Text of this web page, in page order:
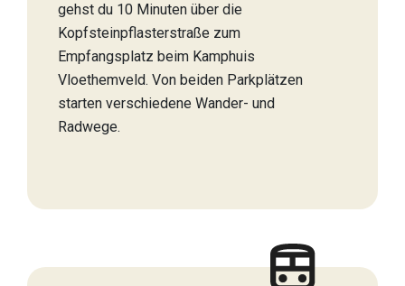
gehst du 10 Minuten über die
Kopfsteinpflasterstraße zum
Empfangsplatz beim Kamphuis
Vloethemveld. Von beiden Parkplätzen
starten verschiedene Wander- und
Radwege.